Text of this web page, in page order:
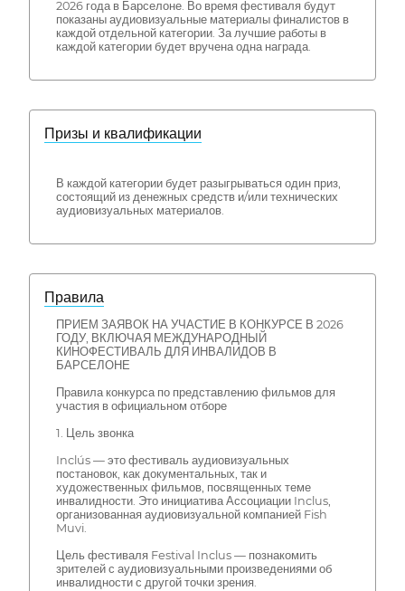
2026 года в Барселоне. Во время фестиваля будут
показаны аудиовизуальные материалы финалистов в
каждой отдельной категории. За лучшие работы в
каждой категории будет вручена одна награда.
Призы и квалификации
В каждой категории будет разыгрываться один приз,
состоящий из денежных средств и/или технических
аудиовизуальных материалов.
Правила
ПРИЕМ ЗАЯВОК НА УЧАСТИЕ В КОНКУРСЕ В 2026
ГОДУ, ВКЛЮЧАЯ МЕЖДУНАРОДНЫЙ
КИНОФЕСТИВАЛЬ ДЛЯ ИНВАЛИДОВ В
БАРСЕЛОНЕ
Правила конкурса по представлению фильмов для
участия в официальном отборе
1. Цель звонка
Inclús — это фестиваль аудиовизуальных
постановок, как документальных, так и
художественных фильмов, посвященных теме
инвалидности. Это инициатива Ассоциации Inclus,
организованная аудиовизуальной компанией Fish
Muvi.
Цель фестиваля Festival Inclus — познакомить
зрителей с аудиовизуальными произведениями об
инвалидности с другой точки зрения.